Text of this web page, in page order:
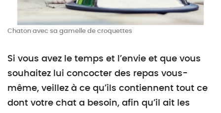
Chaton avec sa gamelle de croquettes
Si vous avez le temps et l’envie et que vous
souhaitez lui concocter des repas vous-
même, veillez à ce qu’ils contiennent tout ce
dont votre chat a besoin, afin qu’il ait les